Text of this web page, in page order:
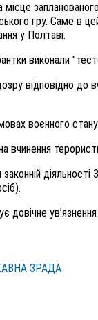
гру. Саме в
у Полтаві.
виконали
відповідно до
воєнного
вчинення
ЗРАДА